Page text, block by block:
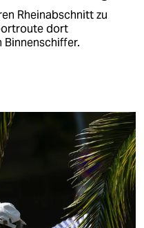
Rheinabschnitt zu
dort